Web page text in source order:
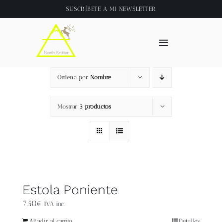
al
SUSCRÍBETE A MI NEWSLETTER
Toggle
Inicio
About
Tienda
Videos
Ordena por Nombre
Mostrar 3 productos
Estola Poniente
7,50€ IVA inc.